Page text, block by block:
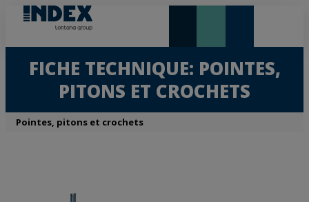
FICHE TECHNIQUE: POINTES,
PITONS ET CROCHETS
Pointes, pitons et crochets